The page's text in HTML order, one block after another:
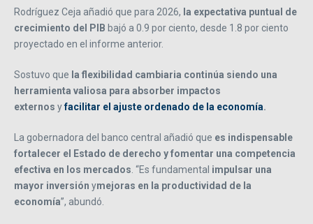
Rodríguez Ceja añadió que para 2026, la expectativa puntual de
crecimiento del PIB bajó a 0.9 por ciento, desde 1.8 por ciento
proyectado en el informe anterior.
Sostuvo que la flexibilidad cambiaria continúa siendo una
herramienta valiosa para absorber impactos
externos yfacilitar el ajuste ordenado de la economía.
La gobernadora del banco central añadió que es indispensable
fortalecer el Estado de derecho y fomentar una competencia
efectiva en los mercados. “Es fundamental impulsar una
mayor inversión ymejoras en la productividad de la
economía”, abundó.